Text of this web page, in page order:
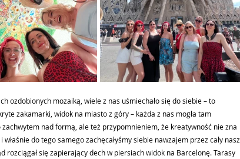
ozdobionych mozaiką, wiele z nas uśmiechało się do siebie – to
zakamarki, widok na miasto z góry – każda z nas mogła tam
nad formą, ale też przypomnieniem, że kreatywność nie zna
do tego samego zachęcałyśmy siebie nawzajem przez cały nasz
rozciągał się zapierający dech w piersiach widok na Barcelonę. Tarasy